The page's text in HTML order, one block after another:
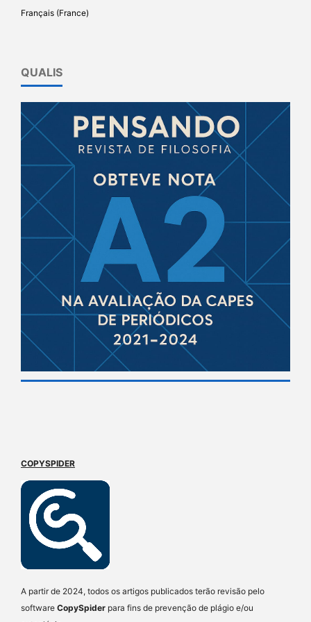
Français (France)
QUALIS
COPYSPIDER
A partir de 2024, todos os artigos publicados terão revisão pelo
software CopySpider para fins de prevenção de plágio e/ou